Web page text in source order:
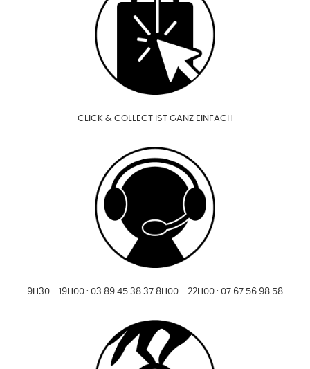
CLICK & COLLECT IST GANZ EINFACH
9H30 - 19H00 : 03 89 45 38 37 8H00 - 22H00 : 07 67 56 98 58